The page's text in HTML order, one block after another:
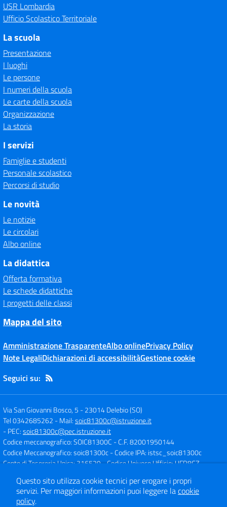
USR Lombardia
Ufficio Scolastico Territoriale
La scuola
Presentazione
I luoghi
Le persone
I numeri della scuola
Le carte della scuola
Organizzazione
La storia
I servizi
Famiglie e studenti
Personale scolastico
Percorsi di studio
Le novità
Le notizie
Le circolari
Albo online
La didattica
Offerta formativa
Le schede didattiche
I progetti delle classi
Mappa del sito
Amministrazione TrasparenteAlbo onlinePrivacy Policy
Note LegaliDichiarazioni di accessibilitàGestione cookie
Seguici su:
Via San Giovanni Bosco, 5 -23014 Delebio (SO)
Tel 0342685262 - Mail:soic81300c@istruzione.it
- PEC:soic81300c@pec.istruzione.it
Codice meccanografico: SOIC81300C - C.F. 82001950144
Codice Meccanografico: soic81300c- Codice IPA: istsc_soic81300c
Conto di Tesoreria Unica: 316529- Codice Univoco Ufficio: UFR8CZ
Concept & Design by
Designers Italia
Questo sito utilizza cookie tecnici per erogare i propri
servizi. Per maggiori informazioni puoi leggere lacookie
policy.